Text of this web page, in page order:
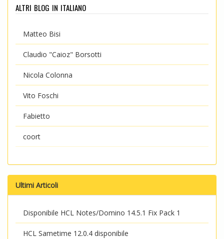
altri blog in italiano
Matteo Bisi
Claudio "Caioz" Borsotti
Nicola Colonna
Vito Foschi
Fabietto
coort
Ultimi Articoli
Disponibile HCL Notes/Domino 14.5.1 Fix Pack 1
HCL Sametime 12.0.4 disponibile